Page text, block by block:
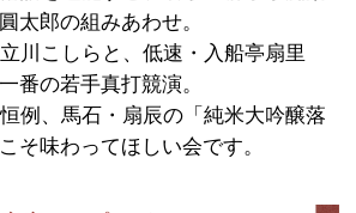
5日間連続10公演。当日
やすくて、品質保証もバ